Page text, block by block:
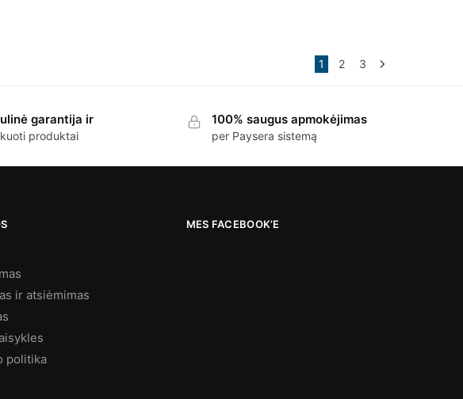
1 2 3
garantija ir
produktai
100% saugus apmokėjimas
per Paysera sistemą
ir atsiėmimas
politika
MES FACEBOOK’E